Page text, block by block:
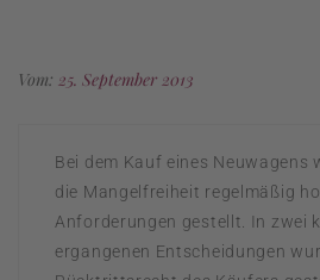
Vom: 25. September 2013
Bei dem Kauf eines Neuwagens
die Mangelfreiheit regelmäßig
Anforderungen gestellt. In zwei
ergangenen Entscheidungen